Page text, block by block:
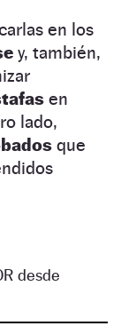
en los
y, también,
en
lado,
que
desde